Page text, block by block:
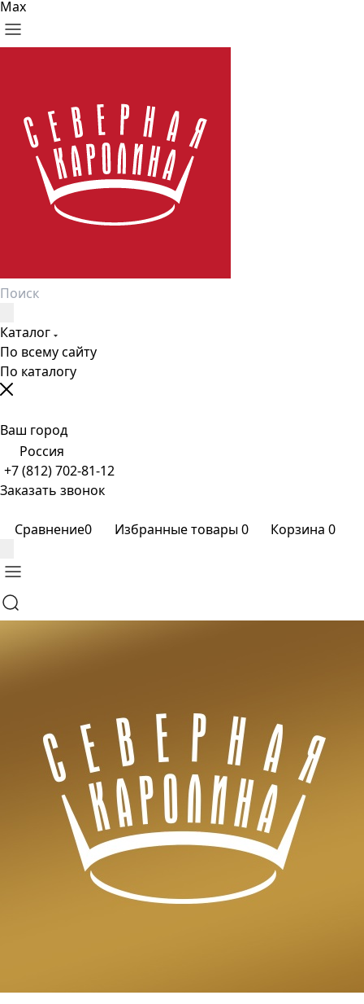
Max
Каталог
По всему сайту
По каталогу
Ваш город
Россия
+7 (812) 702-81-12
Заказать звонок
Сравнение0 Избранные товары0 Корзина 0